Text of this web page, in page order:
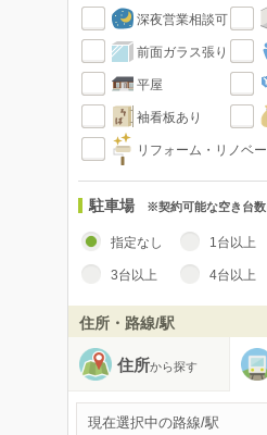
深夜営業相談可
前面ガラス張り
平屋
袖看板あり
リフォーム・リノベ
駐車場 ※契約可能な空き台数
指定なし 1台以上
3台以上 4台以上
住所・路線/駅
住所から探す
現在選択中の路線/駅